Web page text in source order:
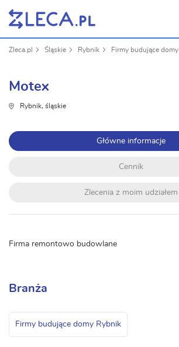
Zleca.pl Śląskie Rybnik Firmy budujące domy
Motex
Rybnik, śląskie
Główne informacje
Cennik
Zlecenia z moim udziałem
Firma remontowo budowlane
Branża
Firmy budujące domy Rybnik